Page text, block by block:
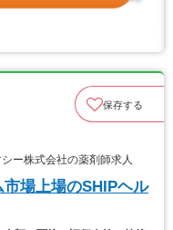
保存する
ー株式会社の薬剤師求人
市場上場のSHIPヘル